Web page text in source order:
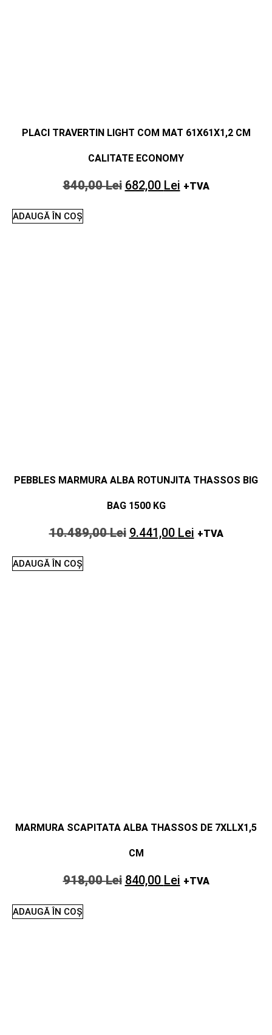
PLACI TRAVERTIN LIGHT COM MAT 61X61X1,2 CM
CALITATE ECONOMY
840,00Lei 682,00 Lei +TVA
ADAUGĂ ÎN COȘ
PEBBLES MARMURA ALBA ROTUNJITA THASSOS BIG
BAG 1500 KG
10.489,00Lei 9.441,00 Lei +TVA
ADAUGĂ ÎN COȘ
MARMURA SCAPITATA ALBA THASSOS DE 7XLLX1,5
CM
918,00Lei 840,00 Lei +TVA
ADAUGĂ ÎN COȘ